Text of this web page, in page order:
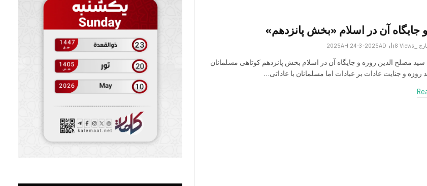
جایگاه آن در اسلام «بخش پانزدهم»
8Views
سید مصلح الدین روزه و جایگاه آن در اسلام بخش پانزدهم کوتاهی مسلمانان
روزه و جنایت عادات بر عبادات اما مسلمانان با عاداتی…